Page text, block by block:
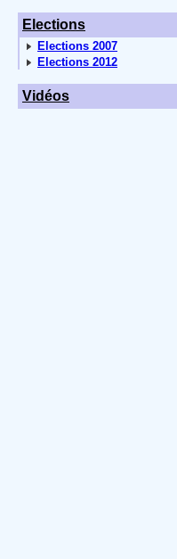
Elections
Elections 2007
Elections 2012
Vidéos